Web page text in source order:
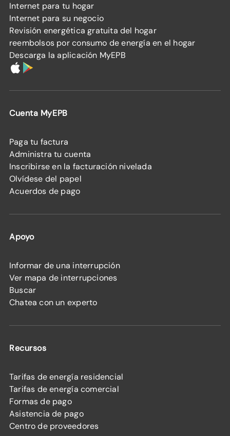
Internet para tu hogar
Internet para su negocio
Revisión energética gratuita del hogar
reembolsos por consumo de energía en el hogar
Descarga la aplicación MyEPB
Cuenta MyEPB
Paga tu factura
Administra tu cuenta
Inscribirse en la facturación nivelada
Olvídese del papel
Acuerdos de pago
Apoyo
Informar de una interrupción
Ver mapa de interrupciones
Buscar
Chatea con un experto
Recursos
Tarifas de energía residencial
Tarifas de energía comercial
Formas de pago
Asistencia de pago
Centro de proveedores